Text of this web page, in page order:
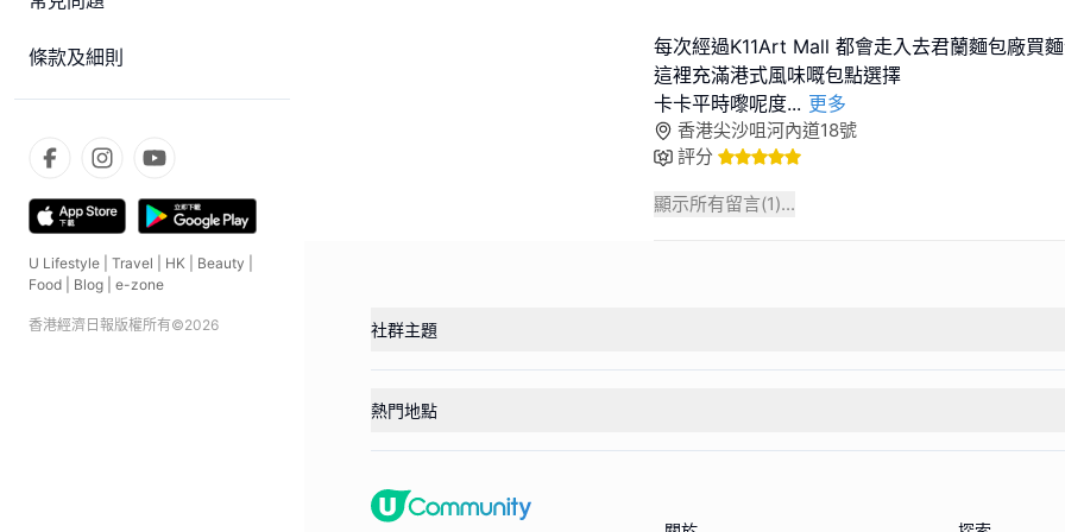
條款及細則
U Lifestyle Travel HK Beauty
Food
Blog e-zone
香港經濟日報版權所有©2026
每次經過K11Art Mall 都會走入去君蘭麵包廠買
這裡充滿港式風味嘅包點選擇
卡卡平時嚟呢度... 更多
香港尖沙咀河內道18號
評分
顯示所有留言(1)...
社群主題
熱門地點